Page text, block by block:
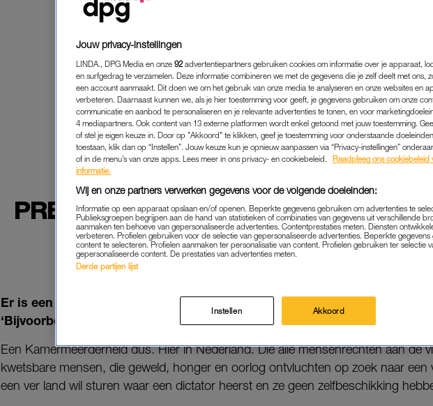
PREMIUM | 'ZE DENKEN DAT ALS
VOOR OORLOG, JE ALLES
ACCEPTEREN HEBT'
Er is een Kamermeerderheid in Nederland om asielzoekers buiten de
‘Bijvoorbeeld in Rwanda’.
Een Kamermeerderheid dus. Hier in Nederland. Die alle mensenrechten aan de
kwetsbare mensen, die geweld, honger en oorlog ontvluchten op zoek naar een
een ver land wil sturen waar een dictator heerst en ze geen zelfbeschikking
Jouw privacy-instellingen
LINDA., DPG Media en onze 92 advertentiepartners gebruiken cookies om informatie over je apparaat,
en surfgedrag te verzamelen. Deze informatie combineren we met de gegevens die je zelf deelt met ons,
een account aanmaakt. Dit doen we om het gebruik van onze media te analyseren en onze websites en
verbeteren. Daarnaast kunnen we, als je hier toestemming voor geeft, je gegevens gebruiken om onze
communicatie en aanbod te personaliseren en je relevante advertenties te tonen, en voor
4 mediapartners. Ook content van 13 externe platformen wordt enkel getoond met jouw toestemming.
of stel je eigen keuze in. Door op "Akkoord" te klikken, geef je toestemming voor onderstaande
toestaan, klik dan op “Instellen”. Jouw keuze kun je opnieuw aanpassen via “Privacy-instellingen”
of in de menu’s van onze apps. Lees meer in ons privacy- en cookiebeleid.
Raadpleeg ons cookiebeleid
informatie.
Wij en onze partners verwerken gegevens voor de volgende doeleinden:
Informatie op een apparaat opslaan en/of openen. Beperkte gegevens gebruiken om advertenties te
Publieksgroepen begrijpen aan de hand van statistieken of combinaties van gegevens uit verschillende
aanmaken ten behoeve van gepersonaliseerde advertenties. Contentprestaties meten. Diensten
verbeteren. Profielen gebruiken voor de selectie van gepersonaliseerde advertenties. Beperkte
content te selecteren. Profielen aanmaken ter personalisatie van content. Profielen gebruiken ter selectie
gepersonaliseerde content. De prestaties van advertenties meten.
Derde partijen lijst
Instellen Akkoord